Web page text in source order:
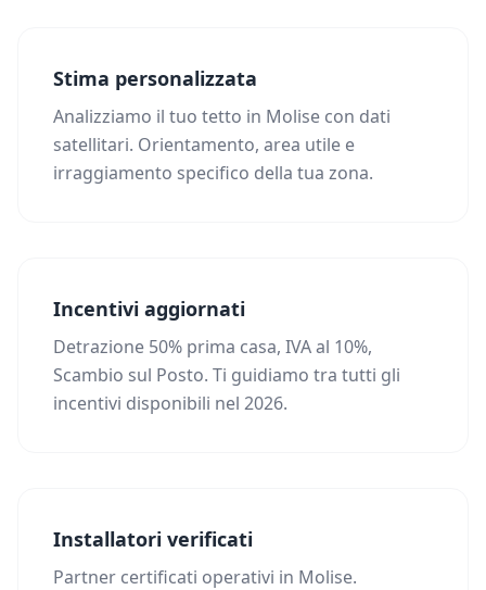
Stima personalizzata
Analizziamo il tuo tetto in Molise con dati
satellitari. Orientamento, area utile e
irraggiamento specifico della tua zona.
Incentivi aggiornati
Detrazione 50% prima casa, IVA al 10%,
Scambio sul Posto. Ti guidiamo tra tutti gli
incentivi disponibili nel 2026.
Installatori verificati
Partner certificati operativi in Molise.